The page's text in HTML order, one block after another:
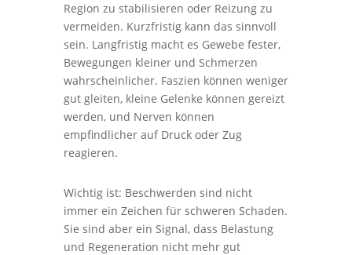
Region zu stabilisieren oder Reizung zu
vermeiden. Kurzfristig kann das sinnvoll
sein. Langfristig macht es Gewebe fester,
Bewegungen kleiner und Schmerzen
wahrscheinlicher. Faszien können weniger
gut gleiten, kleine Gelenke können gereizt
werden, und Nerven können
empfindlicher auf Druck oder Zug
reagieren.
Wichtig ist: Beschwerden sind nicht
immer ein Zeichen für schweren Schaden.
Sie sind aber ein Signal, dass Belastung
und Regeneration nicht mehr gut